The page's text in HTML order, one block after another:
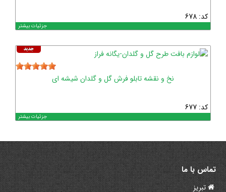
کد: 678
جزئیات بیشتر
نخ و نقشه تابلو فرش گل و گلدان شیشه ای
کد: 677
جزئیات بیشتر
تماس با ما
تبریز